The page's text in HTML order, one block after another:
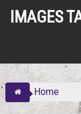
IMAGES
Home